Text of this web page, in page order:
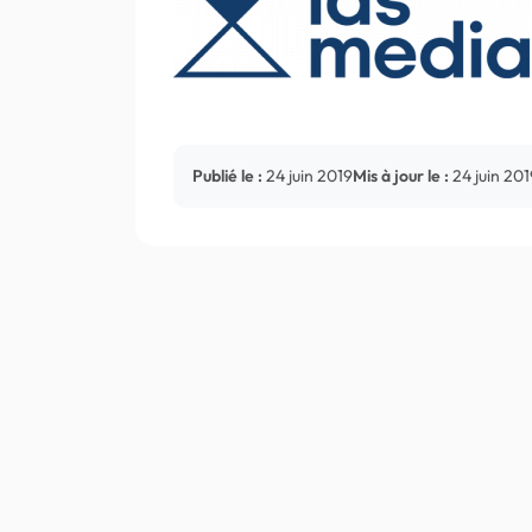
Publié le : 24 juin 2019Mis à jour le : 24 juin